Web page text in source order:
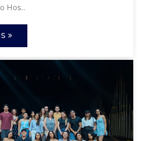
Hos...